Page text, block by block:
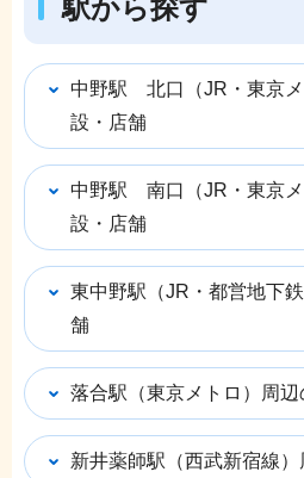
駅から探す
中野駅 北口（JR・東京
設・店舗
中野駅 南口（JR・東京
設・店舗
東中野駅（JR・都営地下
舗
落合駅（東京メトロ）周
新井薬師駅（西武新宿線